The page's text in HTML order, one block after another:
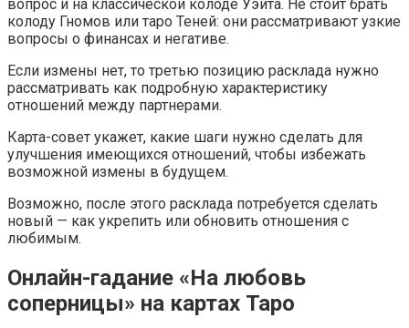
вопрос и на классической колоде Уэйта. Не стоит брать
колоду Гномов или таро Теней: они рассматривают узкие
вопросы о финансах и негативе.
Если измены нет, то третью позицию расклада нужно
рассматривать как подробную характеристику
отношений между партнерами.
Карта-совет укажет, какие шаги нужно сделать для
улучшения имеющихся отношений, чтобы избежать
возможной измены в будущем.
Возможно, после этого расклада потребуется сделать
новый — как укрепить или обновить отношения с
любимым.
Онлайн-гадание «На любовь
соперницы» на картах Таро